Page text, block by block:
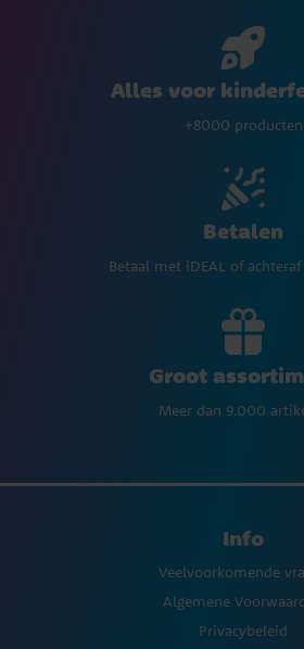
Alles voor
+8000 producten
Betalen
Betaal met iDEAL of
Groot
Meer dan 9.000
Info
Veelvoorkomende
Algemene
Privacybeleid